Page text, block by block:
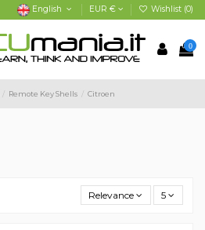
English EUR € Wishlist (0)
0
Remote Key Shells Citroen
Relevance 5